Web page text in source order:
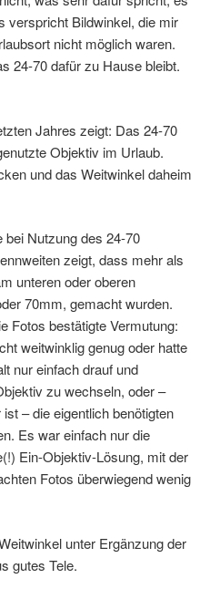
verspricht Bildwinkel, die mir
nicht möglich waren.
24-70 dafür zu Hause bleibt.
Jahres zeigt: Das 24-70
Objektiv im Urlaub.
und das Weitwinkel daheim
bei Nutzung des 24-70
zeigt, dass mehr als
unteren oder oberen
70mm, gemacht wurden.
Fotos bestätigte Vermutung:
weitwinklig genug oder hatte
nur einfach drauf und
zu wechseln, oder –
– die eigentlich benötigten
Es war einfach nur die
Ein-Objektiv-Lösung, mit der
Fotos überwiegend wenig
unter Ergänzung der
gutes Tele.